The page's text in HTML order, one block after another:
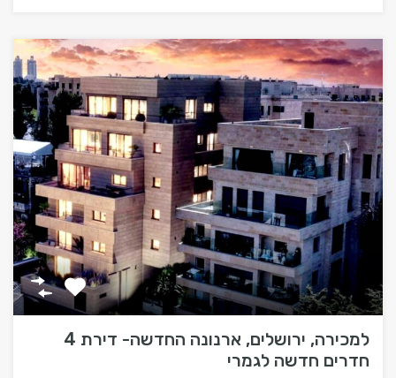
למכירה, ירושלים, ארנונה החדשה- דירת 4
חדרים חדשה לגמרי